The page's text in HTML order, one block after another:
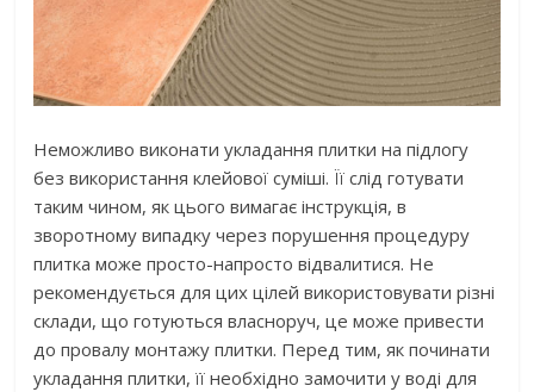
Неможливо виконати укладання плитки на підлогу
без використання клейової суміші. Її слід готувати
таким чином, як цього вимагає інструкція, в
зворотному випадку через порушення процедуру
плитка може просто-напросто відвалитися. Не
рекомендується для цих цілей використовувати різні
склади, що готуються власноруч, це може привести
до провалу монтажу плитки. Перед тим, як починати
укладання плитки, її необхідно замочити у воді для